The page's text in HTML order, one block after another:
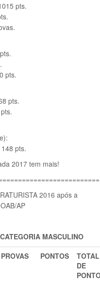
pts.
pts.
pts.
pts.
2017 tem mais!
2016 após a
AP
MASCULINO
PROVAS PONTOS
TOTAL
DE